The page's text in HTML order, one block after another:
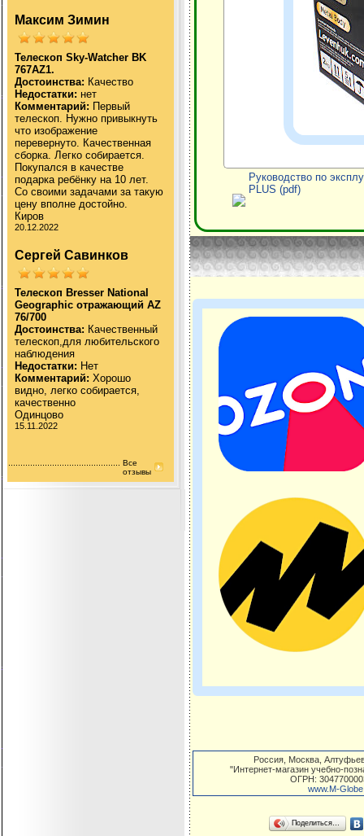
Максим Зимин
Телескоп Sky-Watcher BK
767AZ1.
Достоинства: Качество
Недостатки: нет
Комментарий: Первый
телескоп. Нужно привыкнуть
что изображение
перевернуто. Качественная
сборка. Легко собирается.
Покупался в качестве
подарка ребёнку на 10 лет.
Со своими задачами за такую
цену вполне достойно.
Киров
20.12.2022
Сергей Савинков
Телескоп Bresser National
Geographic отражающий AZ
76/700
Достоинства: Качественный
телескоп,для любительского
наблюдения
Недостатки: Нет
Комментарий: Хорошо
видно, легко собирается,
качественно
Одинцово
15.11.2022
Все
отзывы
Руководство по
PLUS (pdf)
Россия Москва
"Интернет-магазин учебно-
ОГРН:
www.M-
Поделиться…